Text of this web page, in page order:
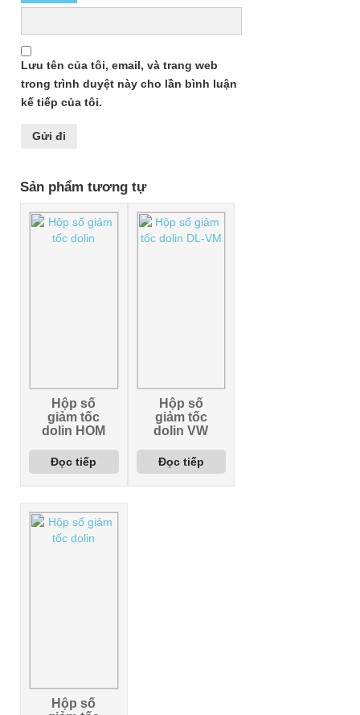
Lưu tên của tôi, email, và trang web
trong trình duyệt này cho lần bình luận
kế tiếp của tôi.
Sản phẩm tương tự
Hộp số
giảm tốc
dolin HOM
Đọc tiếp
Hộp số
giảm tốc
dolin VW
Đọc tiếp
Hộp số